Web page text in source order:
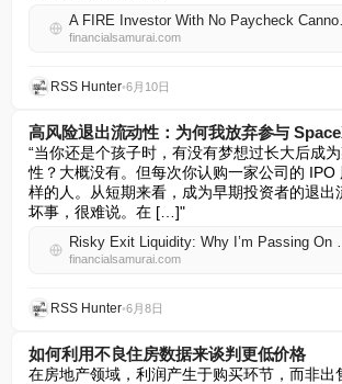
A FIRE
financialsamurai.com
RSS Hunter•6月10日
高风险退出流动性：为何我放弃参与
“当你还是个孩子时，有没有梦想过长大后成
性？大概没有。但每次你认购一家公司的 IPO
样的人。从短期来看，成为早期投资者的退出
坏事，很难说。在 […]"
Risky Exit
financialsamurai.com
RSS Hunter•6月8日
如何利用不良住房数据来谈判更低价格
在房地产领域，利润产生于购买环节，而非出